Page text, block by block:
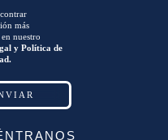
más
nuestro
y Política de